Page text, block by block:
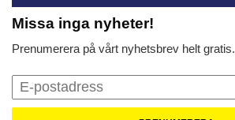
Missa inga nyheter!
Prenumerera på vårt nyhetsbrev helt gratis.